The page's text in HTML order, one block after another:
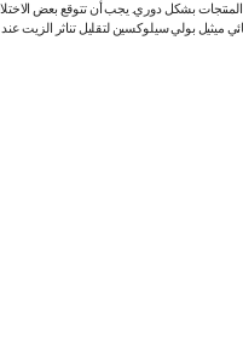
المنتجات بشكل دوري. يجب أن تتوقع بعض
بولي سيلوكسين لتقليل تناثر الزيت عند الطهي. هذه